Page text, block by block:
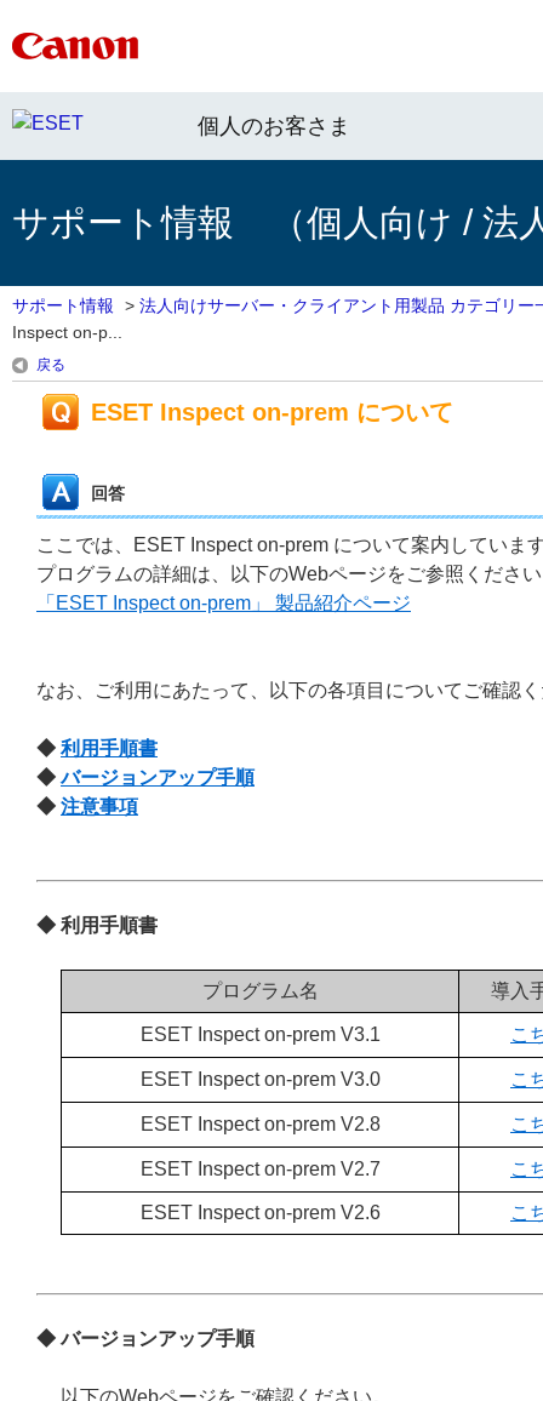
個人のお客さま
サポート情報 （個人向け / 法
サポート情報 > 法人向けサーバー・クライアント用製品 カテゴリー
Inspect on-p...
戻る
ESET Inspect on-prem について
回答
ここでは、ESET Inspect on-prem について案内していま
プログラムの詳細は、以下のWebページをご参照くださ
「ESET Inspect on-prem」 製品紹介ページ
なお、ご利用にあたって、以下の各項目についてご確認
◆ 利用手順書
◆バージョンアップ手順
◆ 注意事項
◆ 利用手順書
プログラム名 導入
ESET Inspect on-prem V3.1 こ
ESET Inspect on-prem V3.0 こ
ESET Inspect on-prem V2.8 こ
ESET Inspect on-prem V2.7 こ
ESET Inspect on-prem V2.6 こ
◆ バージョンアップ手順
以下のWebページをご確認ください。